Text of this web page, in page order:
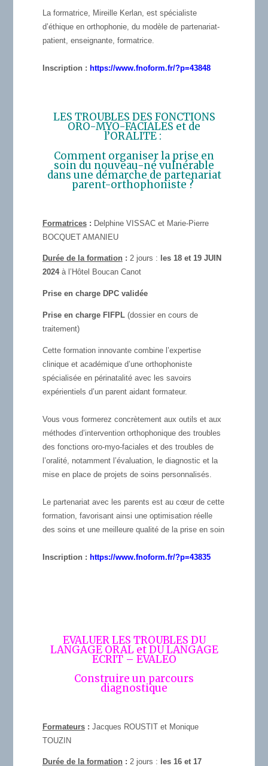
La formatrice, Mireille Kerlan, est spécialiste
d’éthique en orthophonie, du modèle de partenariat-
patient, enseignante, formatrice.
Inscription : https://www.fnoform.fr/?p=43848
LES TROUBLES DES FONCTIONS
ORO-MYO-FACIALES et de
l’ORALITE :
Comment organiser la prise en
soin du nouveau-né vulnérable
dans une démarche de partenariat
parent-orthophoniste ?
Formatrices: Delphine VISSAC et Marie-Pierre
BOCQUET AMANIEU
Durée de la formation: 2 jours : les 18 et 19 JUIN
2024 à l’Hôtel Boucan Canot
Prise en charge DPC validée
Prise en charge FIFPL(dossier en cours de
traitement)
Cette formation innovante combine l’expertise
clinique et académique d’une orthophoniste
spécialisée en périnatalité avec les savoirs
expérientiels d’un parent aidant formateur.
Vous vous formerez concrètement aux outils et aux
méthodes d’intervention orthophonique des troubles
des fonctions oro-myo-faciales et des troubles de
l’oralité, notamment l’évaluation, le diagnostic et la
mise en place de projets de soins personnalisés.
Le partenariat avec les parents est au cœur de cette
formation, favorisant ainsi une optimisation réelle
des soins et une meilleure qualité de la prise en soin
Inscription : https://www.fnoform.fr/?p=43835
EVALUER LES TROUBLES DU
LANGAGE ORAL et DU LANGAGE
ECRIT – EVALEO
Construire un parcours
diagnostique
Formateurs: Jacques ROUSTIT et Monique
TOUZIN
Durée de la formation: 2 jours : les 16 et 17